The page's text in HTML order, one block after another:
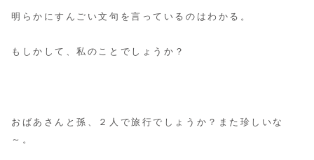
明らかにすんごい文句を言っているのはわかる。
もしかして、私のことでしょうか？
おばあさんと孫、２人で旅行でしょうか？また珍しいな
～。